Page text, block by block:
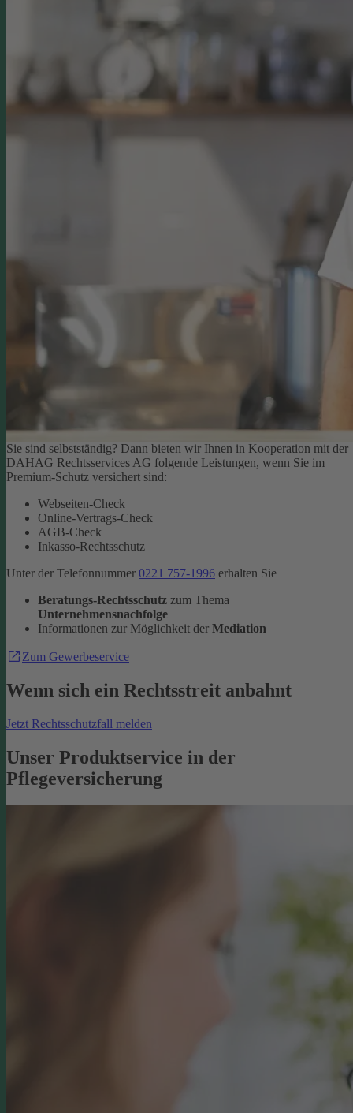
Sie sind selbstständig? Dann bieten wir Ihnen in Kooperation mit der
DAHAG Rechtsservices AG folgende Leistungen, wenn Sie im
Premium-Schutz versichert sind:
Webseiten-Check
Online-Vertrags-Check
AGB-Check
Inkasso-Rechtsschutz
Unter der Telefonnummer 0221 757-1996 erhalten Sie
Beratungs-Rechtsschutz zum Thema
Unternehmensnachfolge
Informationen zur Möglichkeit der Mediation
Zum Gewerbeservice
Wenn sich ein Rechtsstreit anbahnt
Jetzt Rechtsschutzfall melden
Unser Produktservice in der
Pflegeversicherung